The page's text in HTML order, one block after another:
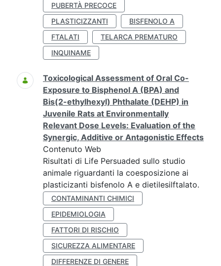
PUBERTÀ PRECOCE
PLASTICIZZANTI
BISFENOLO A
FTALATI
TELARCA PREMATURO
INQUINAME
Toxicological Assessment of Oral Co-
Exposure to Bisphenol A (BPA) and
Bis(2-ethylhexyl) Phthalate (DEHP) in
Juvenile Rats at Environmentally
Relevant Dose Levels: Evaluation of the
Synergic, Additive or Antagonistic Effects
Contenuto Web
Risultati di Life Persuaded sullo studio
animale riguardanti la coesposizione ai
plasticizanti bisfenolo A e dietilesilftalato.
CONTAMINANTI CHIMICI
EPIDEMIOLOGIA
FATTORI DI RISCHIO
SICUREZZA ALIMENTARE
DIFFERENZE DI GENERE